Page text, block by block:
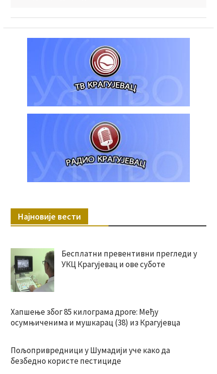
Најновије вести
Бесплатни превентивни прегледи у
УКЦ Крагујевац и ове суботе
Хапшење због 85 килограма дроге: Међу
осумњиченима и мушкарац (38) из Крагујевца
Пољопривредници у Шумадији уче како да
безбедно користе пестициде